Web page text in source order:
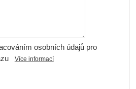
osobních údajů pro
Více informací